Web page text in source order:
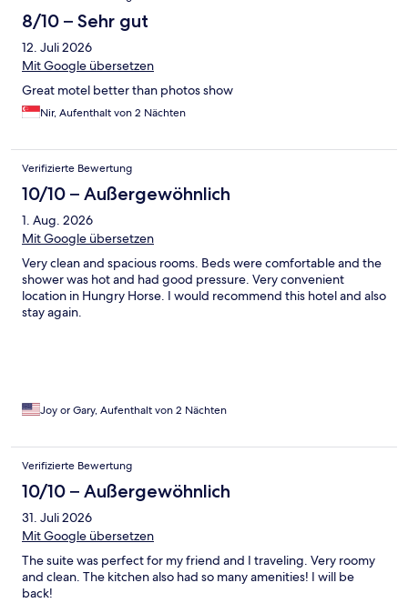
8/10 – Sehr gut
12. Juli 2026
Mit Google übersetzen
Great motel better than photos show
Nir, Aufenthalt von 2 Nächten
Verifizierte Bewertung
10/10 – Außergewöhnlich
1. Aug. 2026
Mit Google übersetzen
Very clean and spacious rooms. Beds were comfortable and the
shower was hot and had good pressure. Very convenient
location in Hungry Horse. I would recommend this hotel and also
stay again.
Joy or Gary, Aufenthalt von 2 Nächten
Verifizierte Bewertung
10/10 – Außergewöhnlich
31. Juli 2026
Mit Google übersetzen
The suite was perfect for my friend and I traveling. Very roomy
and clean. The kitchen also had so many amenities! I will be
back!